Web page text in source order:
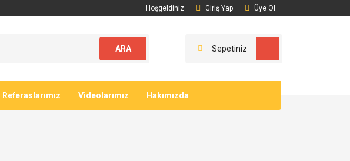
Hoşgeldiniz Giriş Yap Üye Ol
ARA Sepetiniz
Referaslarımız Videolarımız Hakımızda